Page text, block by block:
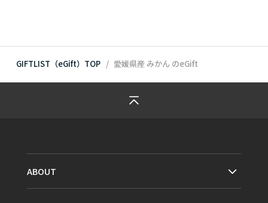
GIFTLIST（eGift）TOP 愛媛県産 みかん のeGift
ABOUT